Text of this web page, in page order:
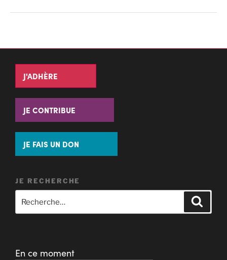
J'ADHÈRE
JE CONTRIBUE
JE FAIS UN DON
JE RECHERCHE
En ce moment